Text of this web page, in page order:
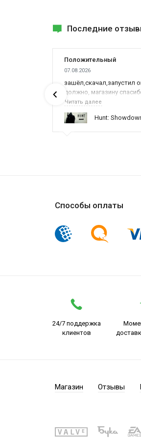
Последние
Положительный
07.08.2026
зашёл,скачал,запустил
должно, магазину
наше время,нервы и
всех только вы и
Читать далее
Hunt:
Способы оплаты
24/7 поддержка
клиентов
Магазин Отзывы